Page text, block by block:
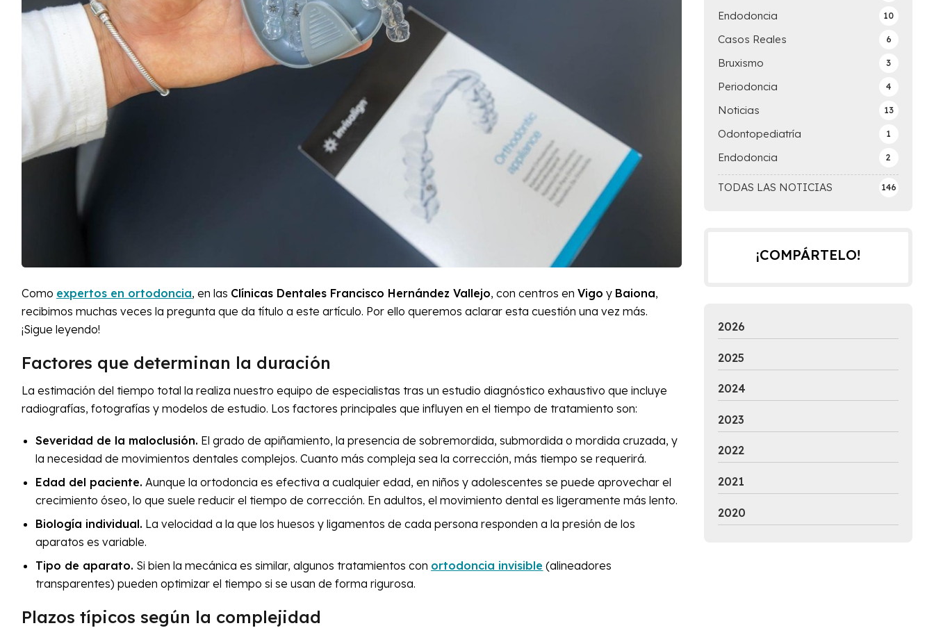
TODAS LAS NOTICIAS 146
Endodoncia 10
Casos Reales 6
Bruxismo 3
Periodoncia 4
Noticias 13
Odontopediatría 1
Endodoncia 2
Como expertos en ortodoncia, en las Clínicas Dentales Francisco Hernández Vallejo, con centros enVigo y Baiona,
recibimos muchas veces la pregunta que da título a este artículo. Por ello queremos aclarar esta cuestión una vez más.
¡Sigue leyendo!
Factores que determinan la duración
La estimación del tiempo total la realiza nuestro equipo de especialistas tras un estudio diagnóstico exhaustivo que incluye
radiografías, fotografías y modelos de estudio. Los factores principales que influyen en el tiempo de tratamiento son:
Severidad de la maloclusión. El grado de apiñamiento, la presencia de sobremordida, submordida o mordida cruzada, y
la necesidad de movimientos dentales complejos. Cuanto más compleja sea la corrección, más tiempo se requerirá.
Edad del paciente. Aunque la ortodoncia es efectiva a cualquier edad, en niños y adolescentes se puede aprovechar el
crecimiento óseo, lo que suele reducir el tiempo de corrección. En adultos, el movimiento dental es ligeramente más lento.
Biología individual. La velocidad a la que los huesos y ligamentos de cada persona responden a la presión de los
aparatos es variable.
Tipo de aparato. Si bien la mecánica es similar, algunos tratamientos con ortodoncia invisible (alineadores
transparentes) pueden optimizar el tiempo si se usan de forma rigurosa.
Plazos típicos según la complejidad
¡COMPÁRTELO!
2026
2025
2024
2023
2022
2021
2020